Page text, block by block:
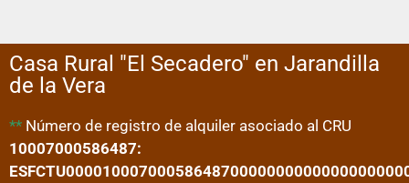
Casa Rural "El Secadero" en Jarandilla
de la Vera
** Número de registro de alquiler asociado al CRU
10007000586487: